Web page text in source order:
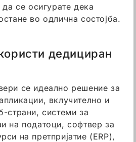
се осигурате дека
во одлична состојба.
дедициран
се идеално решение за
вклучително и
страни, системи за
на податоци, софтвер за
на претпријатие (ERP),